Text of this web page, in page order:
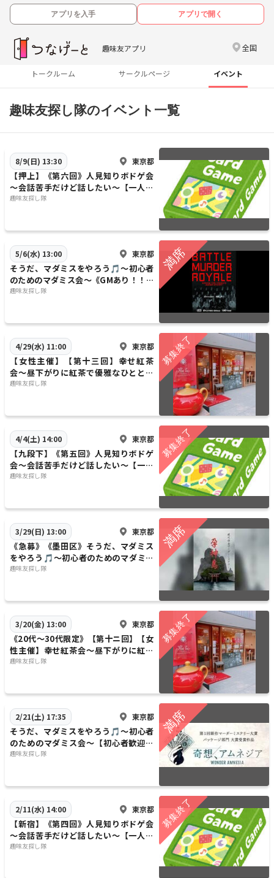
アプリを入手 アプリで開く
趣味友アプリ 全国
トークルーム サークルページ イベント
趣味友探し隊のイベント一覧
8/9(日) 13:30 東京都
【押上】《第六回》人見知りボドゲ会
～会話苦手だけど話したい～【一人参
加・初心者大歓迎】《軽ゲーメイン》
趣味友探し隊
5/6(水) 13:00 東京都
そうだ、マダミスをやろう🎵～初心者
のためのマダミス会～《GMあり！！》
【初心者歓迎】【1人参加歓迎】【早割
趣味友探し隊
4/29(水) 11:00 東京都
【女性主催】【第十三回】幸せ紅茶
会〜昼下がりに紅茶で優雅なひととき
を〜《20代〜30代限定》【早割あり】
趣味友探し隊
4/4(土) 14:00 東京都
【九段下】《第五回》人見知りボドゲ
会～会話苦手だけど話したい～【一人
参加・初心者大歓迎】
趣味友探し隊
3/29(日) 13:00 東京都
《急募》《墨田区》そうだ、マダミス
をやろう🎵～初心者のためのマダミス
会～【初心者歓迎】【1人参加歓迎】
趣味友探し隊
3/20(金) 13:00 東京都
《20代〜30代限定》【第十ニ回】【女
性主催】幸せ紅茶会〜昼下がりに紅茶
で優雅なひとときを〜【早割あり】【1
趣味友探し隊
2/21(土) 17:35 東京都
そうだ、マダミスをやろう🎵～初心者
のためのマダミス会～【初心者歓迎】
【1人参加歓迎】【早割あり✨】
趣味友探し隊
2/11(水) 14:00 東京都
【新宿】《第四回》人見知りボドゲ会
～会話苦手だけど話したい～【一人参
加・初心者大歓迎】
趣味友探し隊